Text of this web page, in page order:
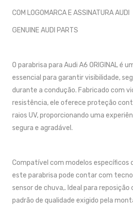
COM LOGOMARCA E ASSINATURA AUDI
GENUINE AUDI PARTS
O parabrisa para Audi A6 ORIGINAL é
essencial para garantir visibilidade,
durante a condução. Fabricado com
resistência, ele oferece proteção
raios UV, proporcionando uma
segura e agradável.
Compatível com modelos específicos
este parabrisa pode contar com
sensor de chuva,. Ideal para
padrão de qualidade exigido pela